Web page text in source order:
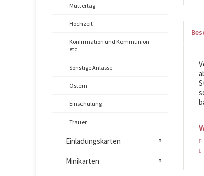
Muttertag
Hochzeit
Konfirmation und Kommunion
etc.
Sonstige Anlässe
Ostern
Einschulung
Trauer
Einladungskarten
Minikarten